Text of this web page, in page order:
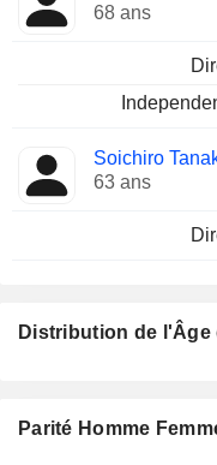
68 ans
Soichiro
63 ans
Distribution de l'Âge
Parité Homme